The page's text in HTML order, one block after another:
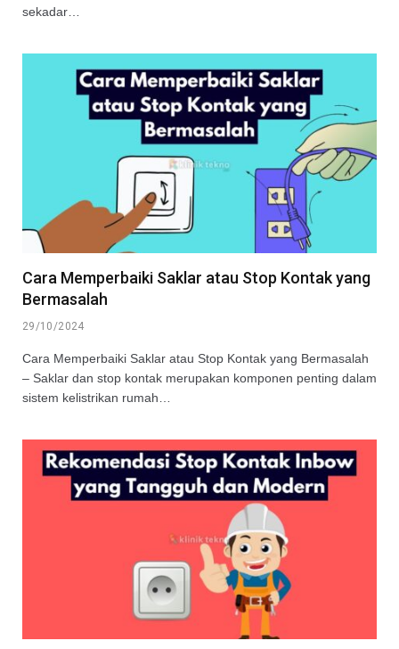
sekadar…
Cara Memperbaiki Saklar atau Stop Kontak yang
Bermasalah
29/10/2024
Cara Memperbaiki Saklar atau Stop Kontak yang Bermasalah
– Saklar dan stop kontak merupakan komponen penting dalam
sistem kelistrikan rumah…